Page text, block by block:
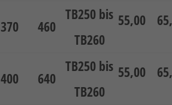
370 460
TB250 bis
TB260
55,00
400 640
TB250 bis
TB260
55,00